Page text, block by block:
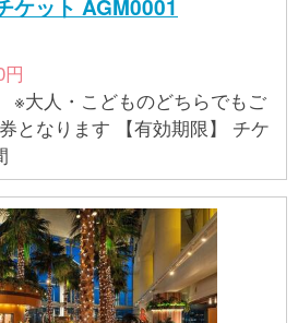
コアパウダー、転化糖、カカ
酒、水あめ、食塩／乳化剤、
(一部に乳成分・小麦・卵・大
多湿を避け、25℃以下の涼し
。※夏場は要冷蔵※ 【アレ
内容に関しては
き掲載しており、一切の内容
ざいません。 ※ご不明の点がご
で直接お問い合わせ下さい。
ケット AGM0001
※大人・こどものどちらでもご
【有効期限】 チケ